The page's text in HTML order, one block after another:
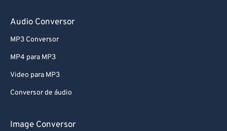
Audio Conversor
MP3 Conversor
MP4 para MP3
Video para MP3
Conversor de áudio
Image Conversor